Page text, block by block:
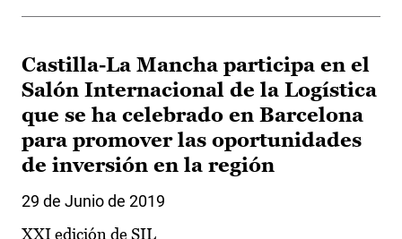
Castilla-La Mancha participa en el
Salón Internacional de la Logística
que se ha celebrado en Barcelona
para promover las oportunidades
de inversión en la región
29 de Junio de 2019
XXI edición de SIL